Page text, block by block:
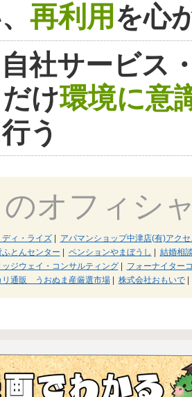
再利用を心
自社サービス
け環境に意
う
オフィシ
ィ・ライズ|
アパマンショップ中津店(有)アク
とんセンター
ペンションやまぼうし
結婚相
ジウェイ・コンサルティング|
フォーナイター
リ通販 うおぬま産厳選市場| 株式会社おもいで|